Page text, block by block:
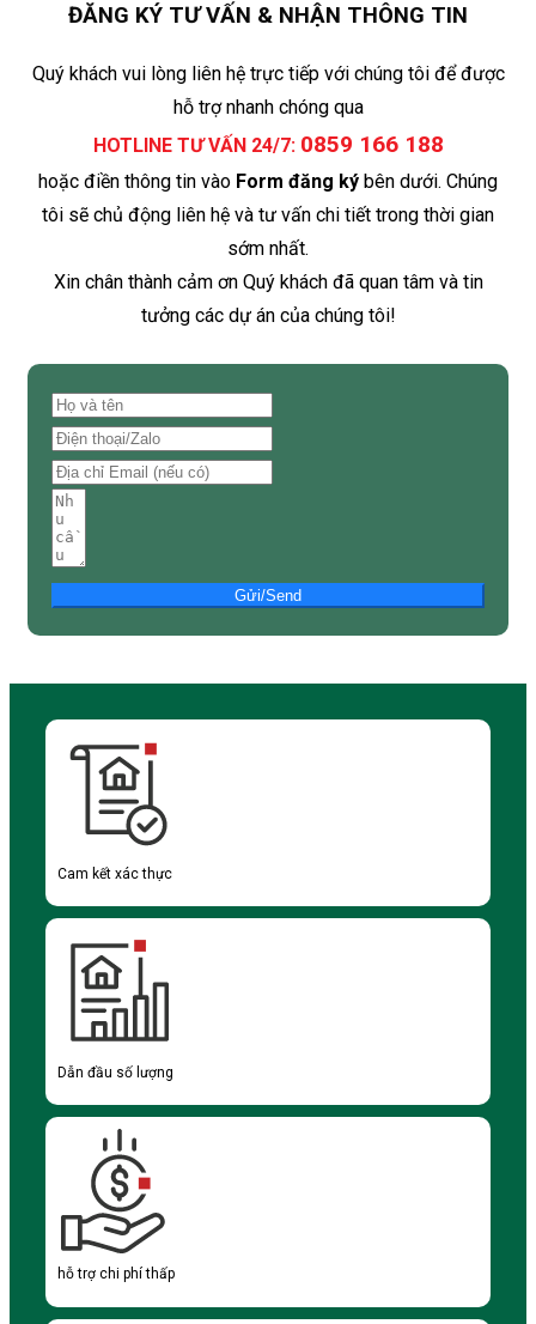
ĐĂNG KÝ TƯ VẤN & NHẬN THÔNG TIN
Quý khách vui lòng liên hệ trực tiếp với chúng tôi để được
hỗ trợ nhanh chóng qua
HOTLINE TƯ VẤN 24/7: 0859 166 188
hoặc điền thông tin vào Form đăng ký bên dưới. Chúng
tôi sẽ chủ động liên hệ và tư vấn chi tiết trong thời gian
sớm nhất.
Xin chân thành cảm ơn Quý khách đã quan tâm và tin
tưởng các dự án của chúng tôi!
Gửi/Send
Cam kết xác thực
Dẫn đầu số lượng
hỗ trợ chi phí thấp